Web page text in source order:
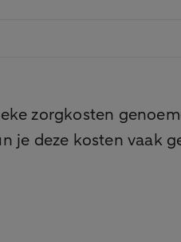
zorgkosten
je deze kosten vaak